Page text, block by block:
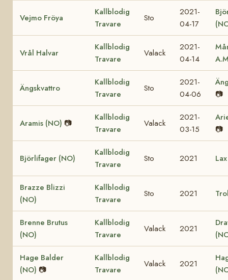
Vejmo Fröya
Kallblodig
Travare
Sto
2021-
04-17
Vrål Halvar
Kallblodig
Travare
Valack
2021-
04-14
Ängskvattro
Kallblodig
Travare
Sto
2021-
04-06
📷
Aramis (NO) 📷
Kallblodig
Travare
Valack
2021-
03-15
📷
Björlifager (NO)
Kallblodig
Travare
Sto 2021
Brazze Blizzi
(NO)
Kallblodig
Travare
Sto 2021
Brenne Brutus
(NO)
Kallblodig
Travare
Valack 2021
Hage Balder
(NO) 📷
Kallblodig
Travare
Valack 2021